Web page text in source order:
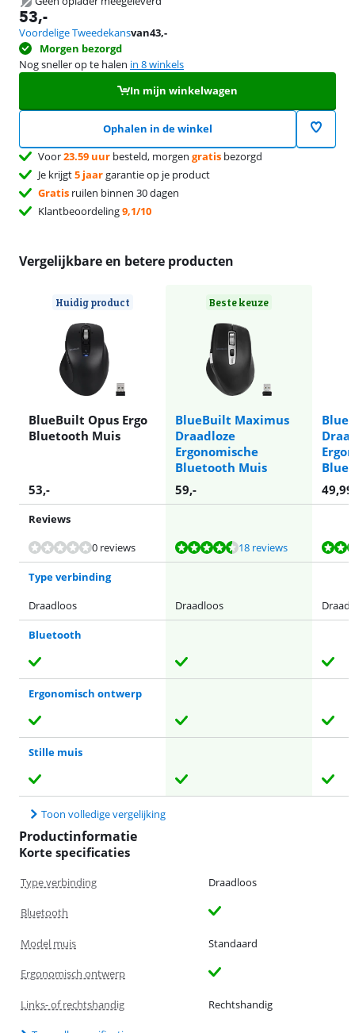
53,-
Voordelige Tweedekansvan43,-
Morgen bezorgd
Nog sneller op te halen in 8 winkels
In mijn winkelwagen
Ophalen in de winkel
Voor23.59 uur besteld, morgen gratis bezorgd
Je krijgt5 jaargarantie op je product
Gratis ruilen binnen 30 dagen
Klantbeoordeling9,1/10
Vergelijkbare en betere producten
Huidig product
BlueBuilt Opus Ergo
Bluetooth Muis
Beste keuze
BlueBuilt Maximus
Draadloze
Ergonomische
Bluetooth Muis
53,- 59,- 49,99
Reviews
0 reviews
Beoordeling is 8,5 van de 10, gebaseerd op 18 reviews.18 reviews
Beoordeling is 8,1 van de 10, gebaseerd op 69 reviews.
Beoordeling is 8,7 van de 10, gebaseerd op 40 reviews.
Beoordeling is 9,0 van de 10, gebaseerd op 52 reviews.
Type verbinding
Draadloos
Draadloos
Bluetooth
Ergonomisch ontwerp
Stille muis
Toon volledige vergelijking
Productinformatie
Korte specificaties
Type verbinding Draadloos
Bluetooth
Model muis Standaard
Ergonomisch ontwerp
Links- of rechtshandig Rechtshandig